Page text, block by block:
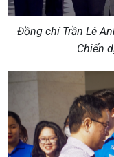
Đồng chí Trần Lê
Chiến